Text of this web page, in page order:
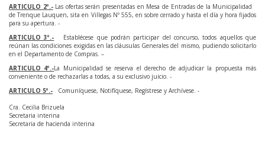
ARTICULO 2º.-Las ofertas serán presentadas en Mesa de Entradas de la Municipalidad
de Trenque Lauquen, sita en Villegas Nº 555, en sobre cerrado y hasta el día y hora fijados
para su apertura. -
ARTICULO 3º.- Establécese que podrán participar del concurso, todos aquellos que
reúnan las condiciones exigidas en las cláusulas Generales del mismo, pudiendo solicitarlo
en el Departamento de Compras. –
ARTICULO 4º.-La Municipalidad se reserva el derecho de adjudicar la propuesta más
conveniente o de rechazarlas a todas, a su exclusivo juicio. -
ARTICULO 5º.- Comuníquese, Notifíquese, Regístrese y Archívese. -
Cra. Cecilia Brizuela
Secretaria interina
Secretaria de hacienda interina